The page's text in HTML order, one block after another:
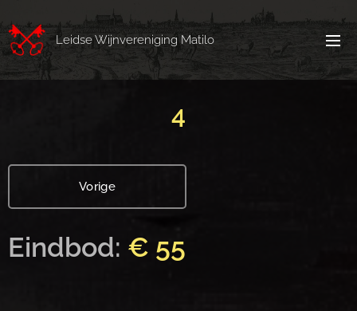
Leidse Wijnvereniging Matilo
4
Vorige
Eindbod: € 55